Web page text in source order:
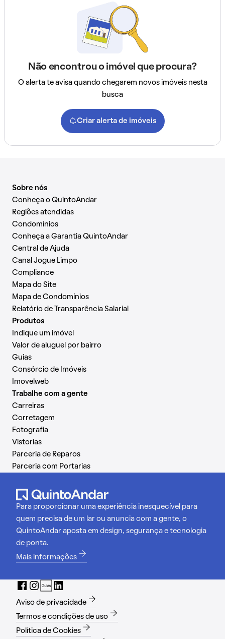
Não encontrou o imóvel que procura?
O alerta te avisa quando chegarem novos imóveis nesta
busca
Criar alerta de imóveis
Sobre nós
Conheça o QuintoAndar
Regiões atendidas
Condomínios
Conheça a Garantia QuintoAndar
Central de Ajuda
Canal Jogue Limpo
Compliance
Mapa do Site
Mapa de Condomínios
Relatório de Transparência Salarial
Produtos
Indique um imóvel
Valor de aluguel por bairro
Guias
Consórcio de Imóveis
Imovelweb
Trabalhe com a gente
Carreiras
Corretagem
Fotografia
Vistorias
Parceria de Reparos
Parceria com Portarias
Para proporcionar uma experiência inesquecível para
quem precisa de um lar ou anuncia com a gente, o
QuintoAndar aposta em design, segurança e tecnologia
de ponta.
Mais informações
Aviso de privacidade
Termos e condições de uso
Política de Cookies